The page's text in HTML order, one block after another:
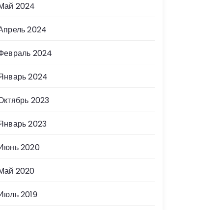
2024
2024
2024
2024
2023
2023
2020
2020
2019